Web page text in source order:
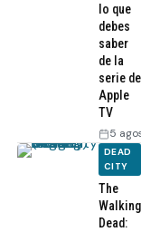
lo que
debes
saber
de la
serie de
Apple
TV
5
DEAD
CITY
The
Walking
Dead: